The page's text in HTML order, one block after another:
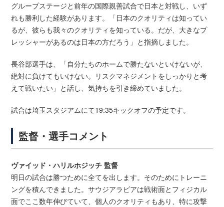
グループステージと前年の国際親善試合で日本と対戦し、いず
れも勝利した経験があります。「日本のクオリティは知ってい
るが、彼らも我々のクオリティを知っている。だが、大きなプ
レッシャーがあるのは日本の方だろう」と指摘しました。
長谷部選手は、「自分たちのホームで勝たないといけないが、
絶対に負けてもいけない。リスクマネジメントをしっかりと考
えて戦いたい」と話し、気持ちを引き締めていました。
試合は埼玉スタジアムにて19:35キックオフの予定です。
監督・選手コメント
ヴァイッド・ハリルホジッチ 監督
明日の試合は勝つために全てを出します。そのためにトレーニ
ングを積んできました。サウジアラビアは戦術面とフィジカル
面でここ数年伸びていて、個人のクオリティもあり、特に攻撃